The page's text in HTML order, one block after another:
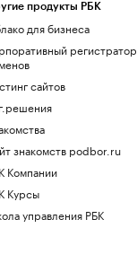
продукты РБК
для бизнеса
регистратор
сайтов
знакомств podbor.ru
Компании
Курсы
управления РБК